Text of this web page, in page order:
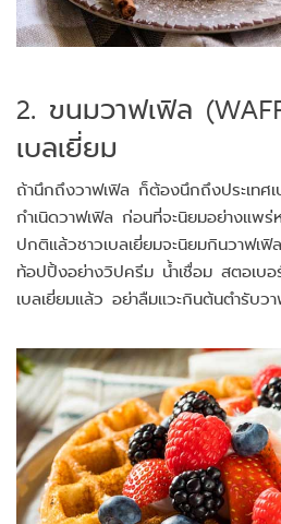
2. ขนมวาฟเฟิล
เบลเยี่ยม
ถ้านึกถึงวาฟเฟิล ก็ต้องนึกถึงประเทศเ
กำเนิดวาฟเฟิล ก่อนที่จะนิยมอย่างแพร่
ปกติแล้วชาวเบลเยี่ยมจะนิยมกินวาฟเฟิ
ท้อปปิ้งอย่างวิปครีม น้ำเชื่อม สตอเบอ
เบลเยี่ยมแล้ว อย่าลืมแวะกินต้นตำรับวา